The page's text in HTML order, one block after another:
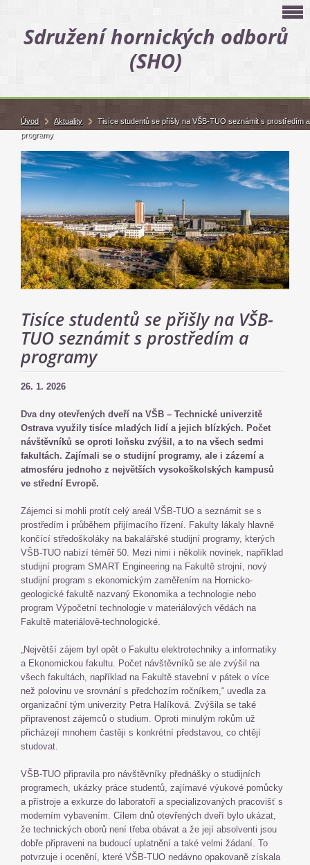
Sdružení hornických odborů
(SHO)
Tisíce studentů se přišly na VŠB-
TUO seznámit s prostředím a
programy
26. 1. 2026
Dva dny otevřených dveří na VŠB – Technické univerzitě
Ostrava využily tisíce mladých lidí a jejich blízkých. Počet
návštěvníků se oproti loňsku zvýšil, a to na všech sedmi
fakultách. Zajímali se o studijní programy, ale i zázemí a
atmosféru jednoho z největších vysokoškolských kampusů
ve střední Evropě.
Zájemci si mohli protít celý areál VŠB-TUO a seznámit se s
prostředím i průběhem přijímacího řízení. Fakulty lákaly hlavně
končící středoškoláky na bakalářské studijní programy, kterých
VŠB-TUO nabízí téměř 50. Mezi nimi i několik novinek, například
studijní program SMART Engineering na Fakultě strojní, nový
studijní program s ekonomickým zaměřením na Hornicko-
geologické fakultě nazvaný Ekonomika a technologie nebo
program Výpočetní technologie v materiálových vědách na
Fakultě materiálově-technologické.
„Největší zájem byl opět o Fakultu elektrotechniky a informatiky
a Ekonomickou fakultu. Počet návštěvníků se ale zvýšil na
všech fakultách, například na Fakultě stavební v pátek o více
než polovinu ve srovnání s předchozím ročníkem,“ uvedla za
organizační tým univerzity Petra Halíková. Zvýšila se také
připravenost zájemců o studium. Oproti minulým rokům už
přicházejí mnohem častěji s konkrétní představou, co chtějí
studovat.
VŠB-TUO připravila pro návštěvníky přednášky o studijních
programech, ukázky práce studentů, zajímavé výukové pomůcky
a přístroje a exkurze do laboratoří a specializovaných pracovišť s
moderním vybavením. Cílem dnů otevřených dveří bylo ukázat,
že technických oborů není třeba obávat a že její absolventi jsou
dobře připraveni na budoucí uplatnění a také velmi žádaní. To
potvrzuje i ocenění, které VŠB-TUO nedávno opakovaně získala
Úvod Aktuality
Tisíce studentů se přišly na VŠB-TUO seznámit s prostředím a
programy